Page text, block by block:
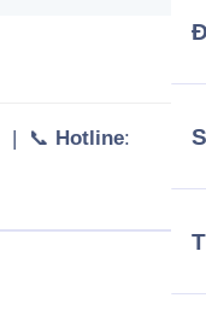
| 📞 Hotline: